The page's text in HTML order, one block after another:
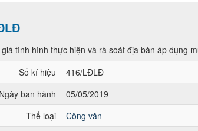
tình hình thực hiện và rà soát địa bàn áp dụng
Số kí hiệu
416/LĐLĐ
Ngày ban hành
05/05/2019
Thể loại
Công văn